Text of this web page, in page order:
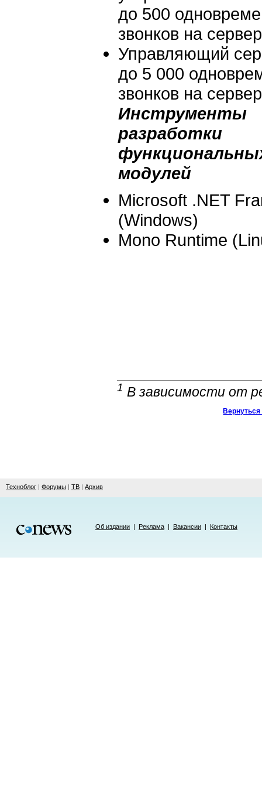
до 500
звонков на сервер
Управляющий
до 5 000
звонков на сервер
Инструменты
разработки
модулей
Microsoft .NET
(Windows)
Mono Runtime
1 В зависимости от
Техноблог | Форумы | ТВ | Архив
Об издании | Реклама | Вакансии | Контакты